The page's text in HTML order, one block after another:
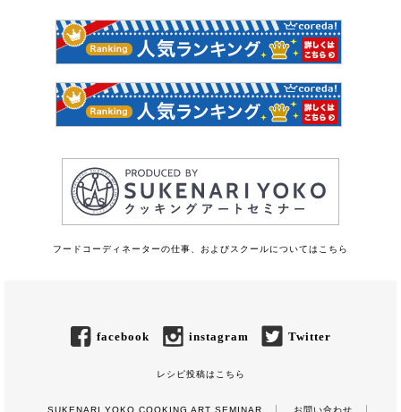
フードコーディネーターの仕事、およびスクールについてはこちら
facebook instagram Twitter
レシピ投稿はこちら
SUKENARI YOKO COOKING ART SEMINAR お問い合わせ